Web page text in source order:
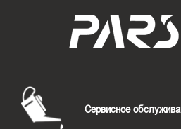
Сервисное